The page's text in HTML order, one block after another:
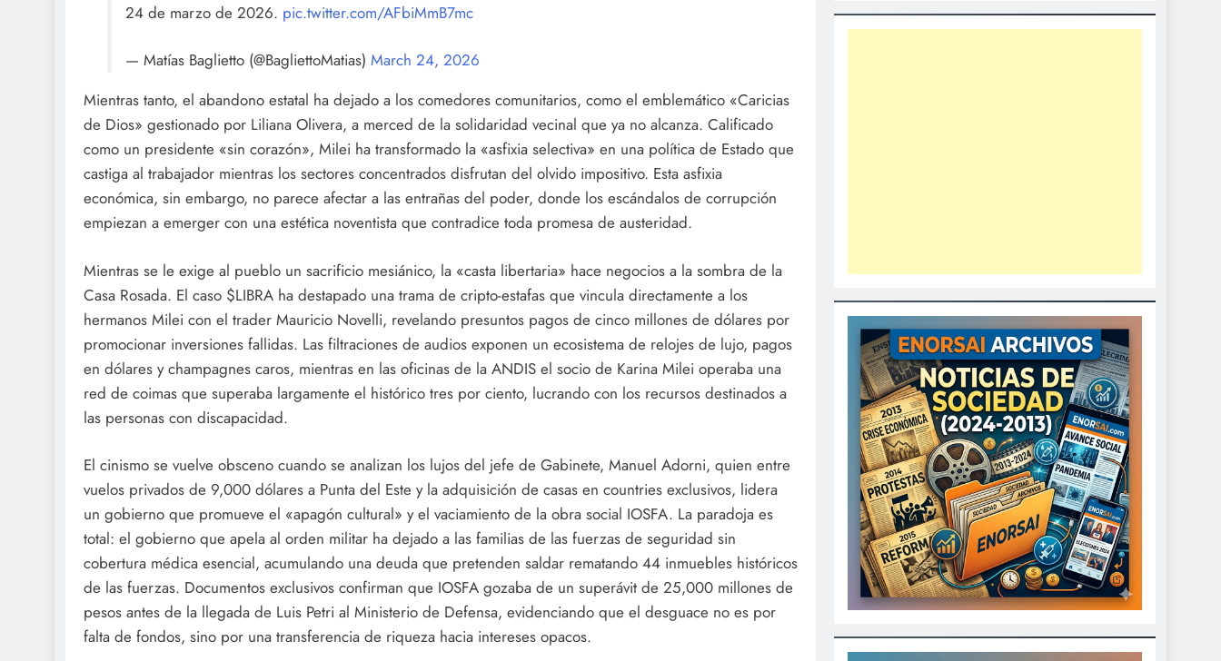
24 de marzo de 2026. pic.twitter.com/AFbiMmB7mc
— Matías Baglietto (@BagliettoMatias) March 24, 2026
Mientras tanto, el abandono estatal ha dejado a los comedores comunitarios, como el emblemático «Caricias
de Dios» gestionado por Liliana Olivera, a merced de la solidaridad vecinal que ya no alcanza. Calificado
como un presidente «sin corazón», Milei ha transformado la «asfixia selectiva» en una política de Estado que
castiga al trabajador mientras los sectores concentrados disfrutan del olvido impositivo. Esta asfixia
económica, sin embargo, no parece afectar a las entrañas del poder, donde los escándalos de corrupción
empiezan a emerger con una estética noventista que contradice toda promesa de austeridad.
Mientras se le exige al pueblo un sacrificio mesiánico, la «casta libertaria» hace negocios a la sombra de la
Casa Rosada. El caso $LIBRA ha destapado una trama de cripto-estafas que vincula directamente a los
hermanos Milei con el trader Mauricio Novelli, revelando presuntos pagos de cinco millones de dólares por
promocionar inversiones fallidas. Las filtraciones de audios exponen un ecosistema de relojes de lujo, pagos
en dólares y champagnes caros, mientras en las oficinas de la ANDIS el socio de Karina Milei operaba una
red de coimas que superaba largamente el histórico tres por ciento, lucrando con los recursos destinados a
las personas con discapacidad.
El cinismo se vuelve obsceno cuando se analizan los lujos del jefe de Gabinete, Manuel Adorni, quien entre
vuelos privados de 9,000 dólares a Punta del Este y la adquisición de casas en countries exclusivos, lidera
un gobierno que promueve el «apagón cultural» y el vaciamiento de la obra social IOSFA. La paradoja es
total: el gobierno que apela al orden militar ha dejado a las familias de las fuerzas de seguridad sin
cobertura médica esencial, acumulando una deuda que pretenden saldar rematando 44 inmuebles históricos
de las fuerzas. Documentos exclusivos confirman que IOSFA gozaba de un superávit de 25,000 millones de
pesos antes de la llegada de Luis Petri al Ministerio de Defensa, evidenciando que el desguace no es por
falta de fondos, sino por una transferencia de riqueza hacia intereses opacos.